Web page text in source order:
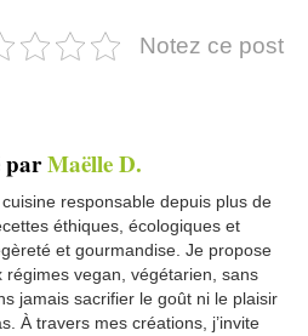
Notez ce post
parMaëlle D.
responsable depuis plus de
éthiques, écologiques et
et gourmandise. Je propose
régimes vegan, végétarien, sans
jamais sacrifier le goût ni le plaisir
À travers mes créations, j’invite